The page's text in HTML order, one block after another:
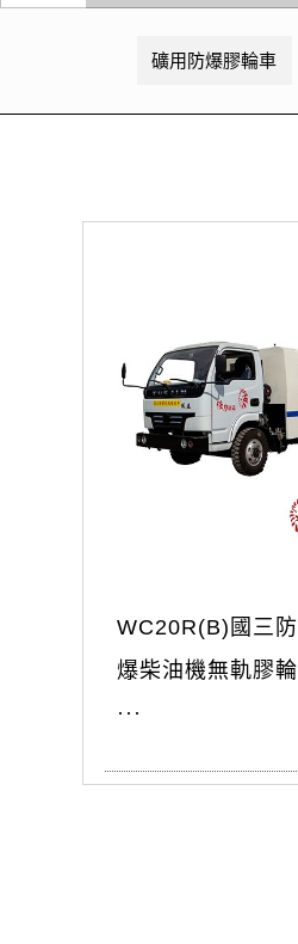
礦用防爆膠輪車
WC20R(B)國三防
爆柴油機無軌膠輪
···